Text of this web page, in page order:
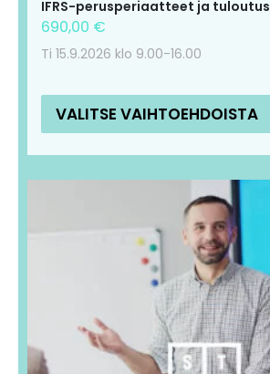
IFRS-perusperiaatteet ja tuloutus
690,00 €
Ti 15.9.2026 klo 9.00-16.00
VALITSE VAIHTOEHDOISTA